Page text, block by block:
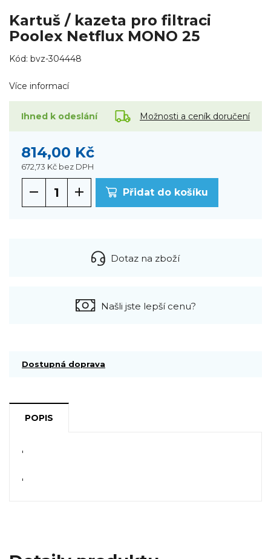
Kartuš / kazeta pro filtraci
Poolex Netflux MONO 25
Kód: bvz-304448
Více informací
Ihned k odeslání Možnosti a ceník doručení
814,00 Kč
672,73 Kč bez DPH
Přidat do košíku
Dotaz na zboží
Našli jste lepší cenu?
Dostupná doprava
POPIS
'
'